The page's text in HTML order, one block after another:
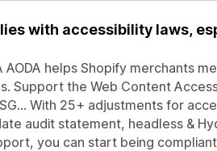
with accessibility laws,
AODA helps Shopify merchants
Support the Web Content
With 25+ adjustments for
audit statement, headless &
you can start being